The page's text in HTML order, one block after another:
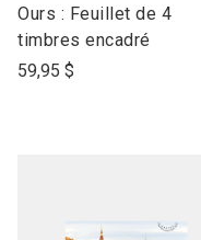
link
to
open
Ours : Feuillet de 4
timbres encadré
59,95 $